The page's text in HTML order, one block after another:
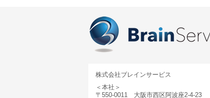
株式会社ブレインサービス
＜本社＞
〒550-0011 大阪市西区阿波座2-4-23